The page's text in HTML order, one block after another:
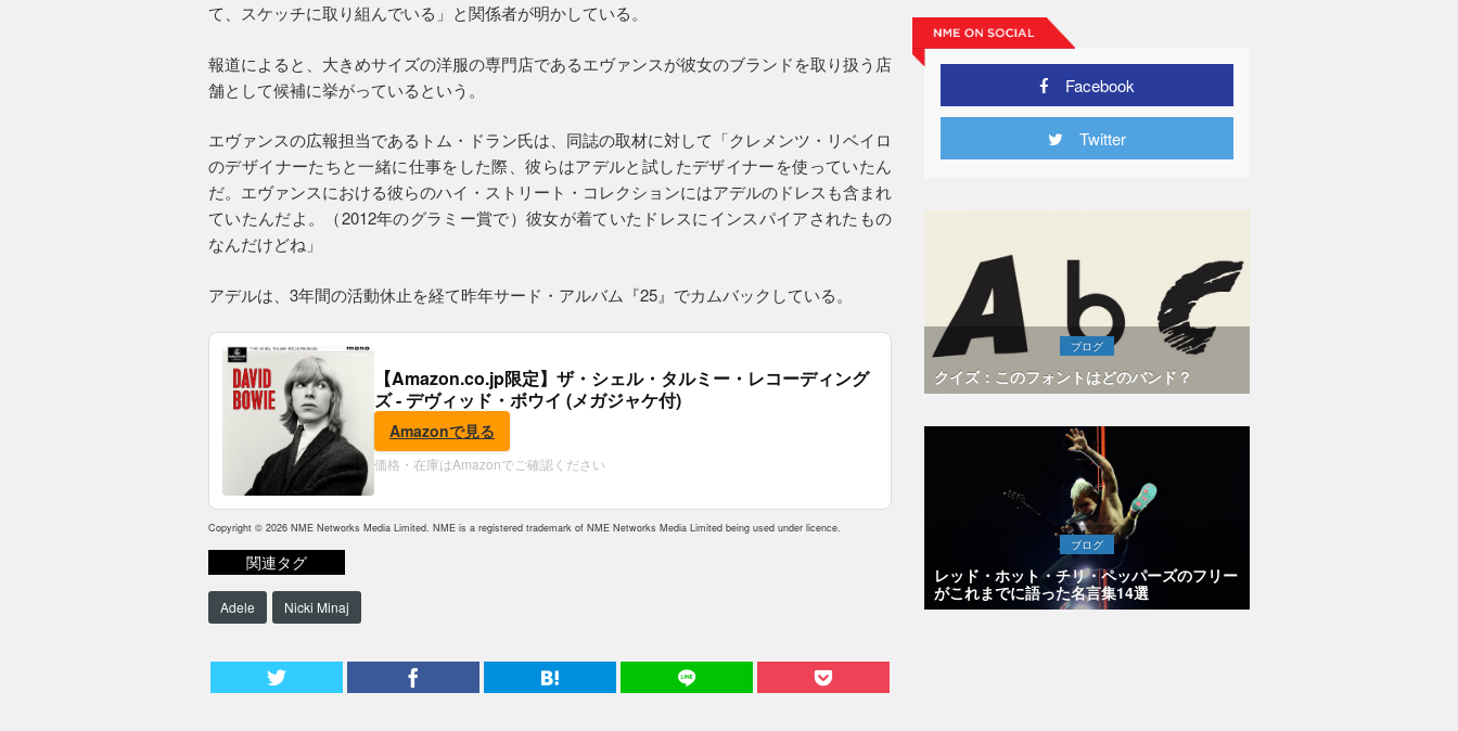
て、スケッチに取り組んでいる」と関係者が明かしている。
報道によると、大きめサイズの洋服の専門店であるエヴァンスが彼女のブランドを取り扱う店
舗として候補に挙がっているという。
エヴァンスの広報担当であるトム・ドラン氏は、同誌の取材に対して「クレメンツ・リベイロ
のデザイナーたちと一緒に仕事をした際、彼らはアデルと試したデザイナーを使っていたん
だ。エヴァンスにおける彼らのハイ・ストリート・コレクションにはアデルのドレスも含まれ
ていたんだよ。（2012年のグラミー賞で）彼女が着ていたドレスにインスパイアされたもの
なんだけどね」
アデルは、3年間の活動休止を経て昨年サード・アルバム『25』でカムバックしている。
【Amazon.co.jp限定】ザ・シェル・タルミー・レコーディング
ズ - デヴィッド・ボウイ (メガジャケ付)
Amazonで見る
価格・在庫はAmazonでご確認ください
Copyright © 2026 NME Networks Media Limited. NME is a registered trademark of NME Networks Media Limited being used under licence.
関連タグ
Adele Nicki Minaj
Facebook
Twitter
ブログ
クイズ：このフォントはどのバンド？
ブログ
レッド・ホット・チリ・ペッパーズのフリー
がこれまでに語った名言集14選